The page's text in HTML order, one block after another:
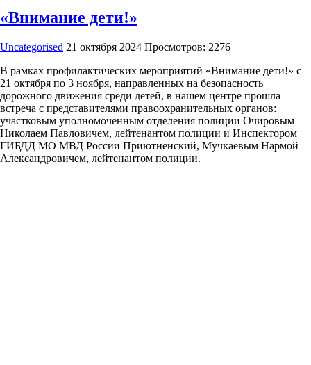
«Внимание дети!»
Uncategorised 21 октября 2024 Просмотров: 2276
В рамках профилактических мероприятий «Внимание дети!» с
21 октября по 3 ноября, направленных на безопасность
дорожного движения среди детей, в нашем центре прошла
встреча с представителями правоохранительных органов:
участковым уполномоченным отделения полиции Очировым
Николаем Павловичем, лейтенантом полиции и Инспектором
ГИБДД МО МВД России Приютненский, Мучкаевым Нармой
Александровичем, лейтенантом полиции.